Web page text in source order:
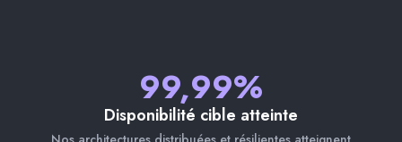
99,99%
Disponibilité cible atteinte